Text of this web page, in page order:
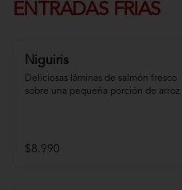
ENTRADAS FRIAS
Niguiris
Deliciosas láminas de salmón fresco
sobre una pequeña porción de arroz.
$8.990